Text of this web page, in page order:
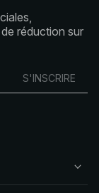
réduction sur
S'INSCRIRE